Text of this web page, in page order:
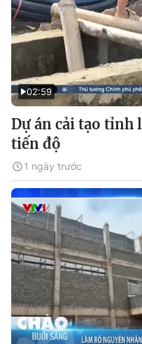
02:59
Dự án cải tạo tỉnh
tiến độ
1 ngày trước